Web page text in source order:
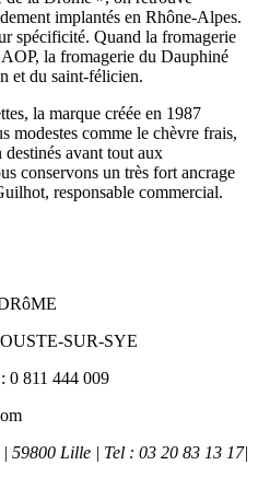
implantés en Rhône-Alpes.
spécificité. Quand la fromagerie
la fromagerie du Dauphiné
et du saint-félicien.
la marque créée en 1987
modestes comme le chèvre frais,
avant tout aux
conservons un très fort ancrage
responsable commercial.
SUR-SYE
0 811 444 009
59800 Lille | Tel : 03 20 83 13 17|